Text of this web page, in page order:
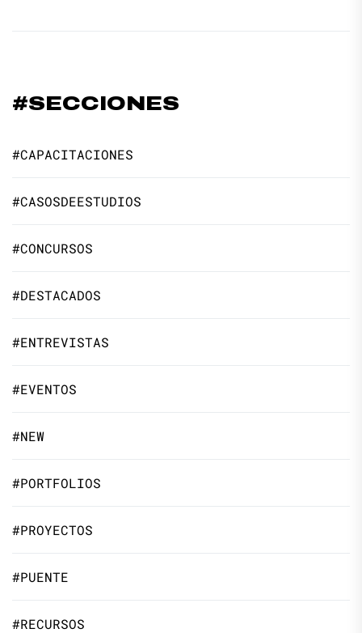
#SECCIONES
#CAPACITACIONES
#CASOSDEESTUDIOS
#CONCURSOS
#DESTACADOS
#ENTREVISTAS
#EVENTOS
#NEW
#PORTFOLIOS
#PROYECTOS
#PUENTE
#RECURSOS